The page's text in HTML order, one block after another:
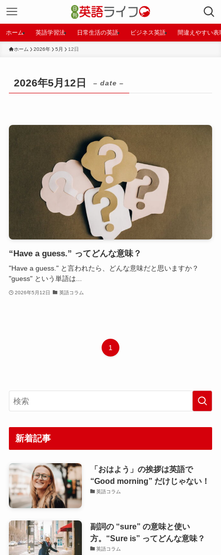
ホーム 英語学習法 日常生活の英語 ビジネス英語 間違えやすい表
ホーム 2026年 5月 12日
2026年5月12日 – date –
“Have a guess.” ってどんな意味？
"Have a guess." と言われたら、どんな意味だと思いますか？
"guess" という単語は...
2026年5月12日 英語コラム
1
新着記事
「おはよう」の挨拶は英語で
“Good morning” だけじゃない！
英語コラム
副詞の “sure” の意味と使い
方。“Sure is” ってどんな意味？
英語コラム